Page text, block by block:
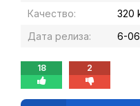
Качество:
320
Дата релиза:
6-
18 2